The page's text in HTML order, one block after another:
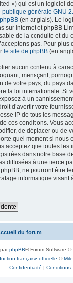
») qui est un logiciel
publique générale GNU
(en anglais). Le
sur internet et phpBB
de la conduite et du
pas. Pour plus
le site de phpBB (en
aucun contenu à
menaçant,
de votre pays, du pays
la loi internationale. Si
à un
d’avertir votre
IP de tous les
ces conditions. Vous
de déplacer ou de
quel moment si nous
acceptez que toutes
dans notre base
diffusées à une tierce
ne pourront être
informatique visant
du forum
parphpBB® Forum Software ©
française officielle ©
Confidentialité | Conditions